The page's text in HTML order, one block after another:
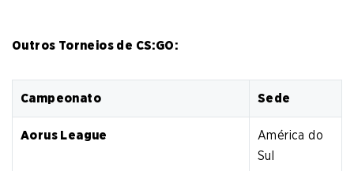
Outros Torneios de CS:GO:
Campeonato Sede
Aorus League
América do
Sul